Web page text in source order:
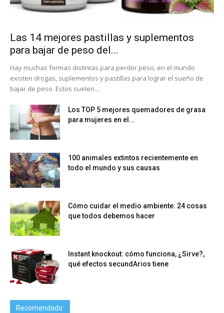
Las 14 mejores pastillas y suplementos
para bajar de peso del...
Hay muchas formas distintas para perder peso, en el mundo
existen drogas, suplementos y pastillas para lograr el sueño de
bajar de peso. Estos suelen...
Los TOP 5 mejores quemadores de grasa
para mujeres en el...
100 animales extintos recientemente en
todo el mundo y sus causas
Cómo cuidar el medio ambiente: 24 cosas
que todos debemos hacer
Instant knockout: cómo funciona, ¿Sirve?,
qué efectos secundArios tiene
Recomendado: